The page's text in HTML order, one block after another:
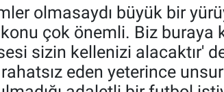
olmasaydı büyük bir
konu çok önemli. Biz
sizin kellenizi alacaktır'
eden yeterince